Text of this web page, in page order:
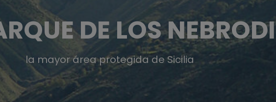
DE LOS NEBRODI
la mayor área protegida de Sicilia